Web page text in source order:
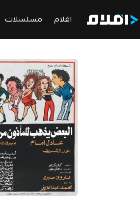
افلام مسلسلات